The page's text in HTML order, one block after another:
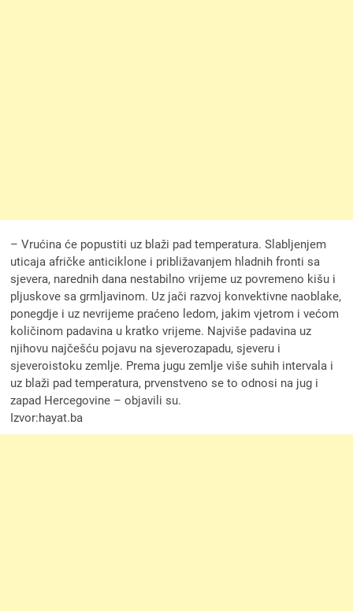
– Vrućina će popustiti uz blaži pad temperatura. Slabljenjem
uticaja afričke anticiklone i približavanjem hladnih fronti sa
sjevera, narednih dana nestabilno vrijeme uz povremeno kišu i
pljuskove sa grmljavinom. Uz jači razvoj konvektivne naoblake,
ponegdje i uz nevrijeme praćeno ledom, jakim vjetrom i većom
količinom padavina u kratko vrijeme. Najviše padavina uz
njihovu najčešću pojavu na sjeverozapadu, sjeveru i
sjeveroistoku zemlje. Prema jugu zemlje više suhih intervala i
uz blaži pad temperatura, prvenstveno se to odnosi na jug i
zapad Hercegovine – objavili su.
Izvor:hayat.ba